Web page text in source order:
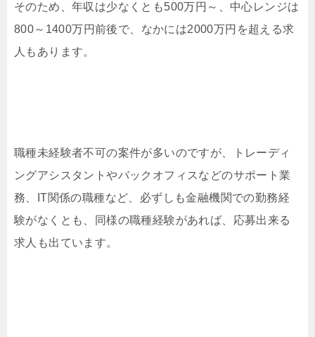
そのため、年収は少なくとも500万円～、中心レンジは
800～1400万円前後で、なかには2000万円を超える求
人もあります。
職種未経験者不可の案件が多いのですが、トレーディ
ングアシスタントやバックオフィスなどのサポート業
務、IT関係の職種など、必ずしも金融機関での勤務経
験がなくとも、同様の職種経験があれば、応募出来る
求人も出ています。